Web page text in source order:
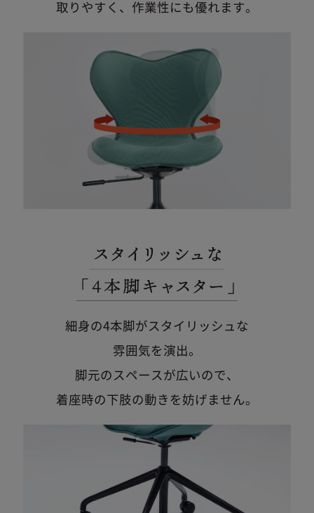
取りやすく、作業性にも優れます。
細身の4本脚がスタイリッシュな
雰囲気を演出。
脚元のスペースが広いので、
着座時の下肢の動きを妨げません。